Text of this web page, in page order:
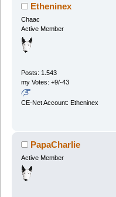
Etheninex
Chaac
Active Member
Posts: 1.543
my Votes: +9/-43
CE-Net Account: Etheninex
PapaCharlie
Active Member